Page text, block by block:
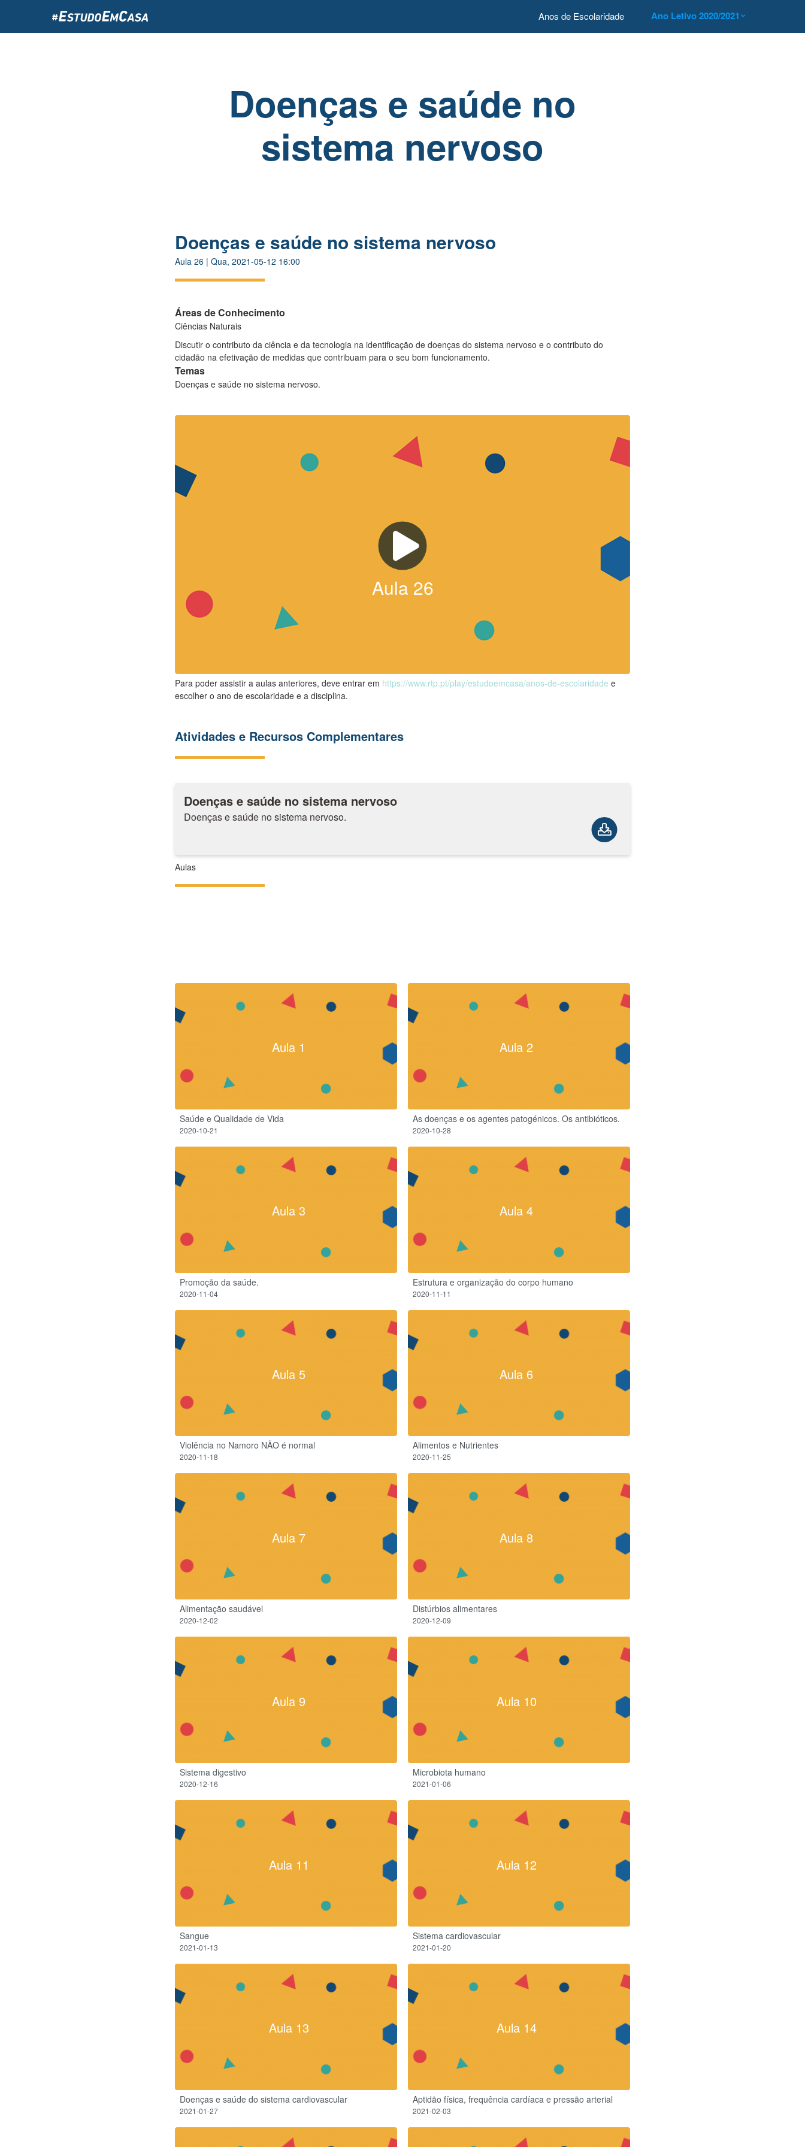
o
Anos de Escolaridade Ano Letivo 2020/2021
Doenças e saúde no
sistema nervoso
Doenças e saúde no sistema nervoso
Aula 26 | Qua, 2021-05-12 16:00
Áreas de Conhecimento
Ciências Naturais
Discutir o contributo da ciência e da tecnologia na identificação de doenças do sistema nervoso e o contributo do
cidadão na efetivação de medidas que contribuam para o seu bom funcionamento.
Temas
Doenças e saúde no sistema nervoso.
Aula 26
Para poder assistir a aulas anteriores, deve entrar em https://www.rtp.pt/play/estudoemcasa/anos-de-escolaridade e
escolher o ano de escolaridade e a disciplina.
Atividades e Recursos Complementares
Doenças e saúde no sistema nervoso
Doenças e saúde no sistema nervoso.
Aulas
Aula 1
Saúde e Qualidade de Vida
2020-10-21
Aula 2
As doenças e os agentes patogénicos. Os antibióticos.
2020-10-28
Aula 3
Promoção da saúde.
2020-11-04
Aula 4
Estrutura e organização do corpo humano
2020-11-11
Aula 5
Violência no Namoro NÃO é normal
2020-11-18
Aula 6
Alimentos e Nutrientes
2020-11-25
Aula 7
Alimentação saudável
2020-12-02
Aula 8
Distúrbios alimentares
2020-12-09
Aula 9
Sistema digestivo
2020-12-16
Aula 10
Microbiota humano
2021-01-06
Aula 11
Sangue
2021-01-13
Aula 12
Sistema cardiovascular
2021-01-20
Aula 13
Doenças e saúde do sistema cardiovascular
2021-01-27
Aula 14
Aptidão física, frequência cardíaca e pressão arterial
2021-02-03